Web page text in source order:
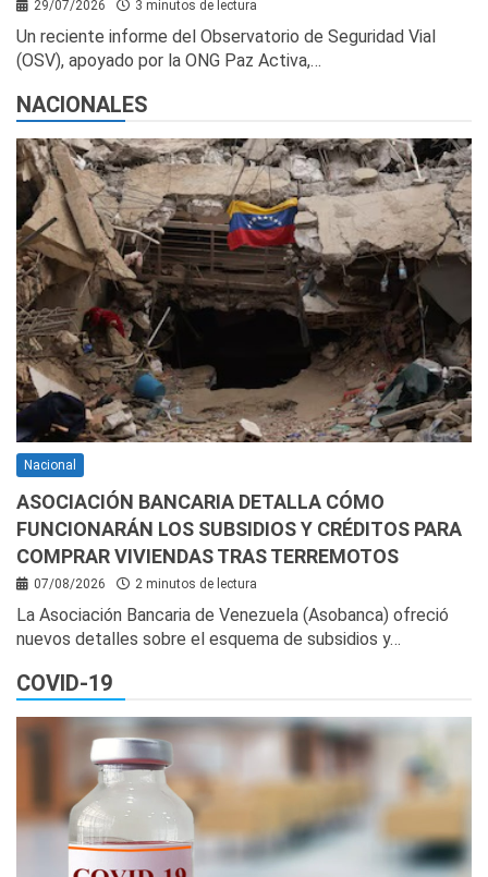
29/07/2026 3 minutos de lectura
Un reciente informe del Observatorio de Seguridad Vial
(OSV), apoyado por la ONG Paz Activa,…
NACIONALES
Nacional
ASOCIACIÓN BANCARIA DETALLA CÓMO
FUNCIONARÁN LOS SUBSIDIOS Y CRÉDITOS PARA
COMPRAR VIVIENDAS TRAS TERREMOTOS
07/08/2026 2 minutos de lectura
La Asociación Bancaria de Venezuela (Asobanca) ofreció
nuevos detalles sobre el esquema de subsidios y…
COVID-19